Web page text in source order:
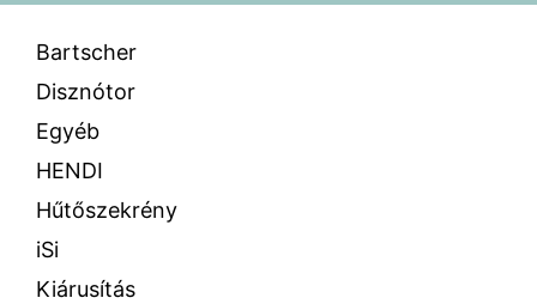
Bartscher
Disznótor
Egyéb
HENDI
Hűtőszekrény
iSi
Kiárusítás